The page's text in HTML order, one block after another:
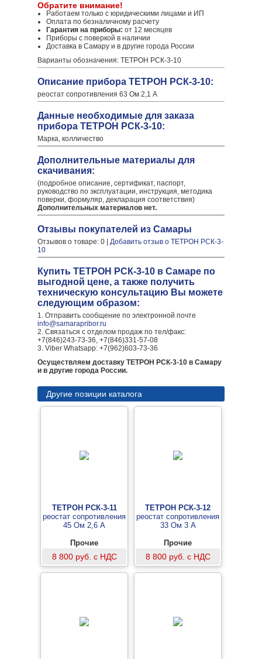
Обратите внимание!
Работаем только с юридическими лицами и ИП
Оплата по безналичному расчету
Гарантия на приборы: от 12 месяцев
Приборы с поверкой в наличии
Доставка в Самару и в другие города России
Варианты обозначения: ТЕТРОН РСК-3-10
Описание прибора ТЕТРОН РСК-3-10:
реостат сопротивления 63 Ом 2,1 А
Данные необходимые для заказа
прибора ТЕТРОН РСК-3-10:
Марка, колличество
Дополнительные материалы для
скачивания:
(подробное описание, сертификат, паспорт,
руководство по эксплуатации, инструкция, методика
поверки, формуляр, декларация соответствия)
Дополнительных материалов нет.
Отзывы покупателей из Самары
Отзывов о товаре: 0 | Добавить отзыв о ТЕТРОН РСК-3-
10
Купить ТЕТРОН РСК-3-10 в Самаре по
выгодной цене, а также получить
техническую консультацию Вы можете
следующим образом:
1. Отправить сообщение по электронной почте
info@samarapribor.ru
2. Связаться с отделом продаж по тел/факс:
+7(846)243-73-36, +7(846)331-57-08
3. Viber Whatsapp: +7(962)603-73-36
Осуществляем доставку ТЕТРОН РСК-3-10 в Самару
и в другие города России.
Другие позиции каталога
ТЕТРОН РСК-3-11
реостат сопротивления
45 Ом 2,6 А
Прочие
8 800 руб. с НДС
ТЕТРОН РСК-3-12
реостат сопротивления
33 Ом 3 А
Прочие
8 800 руб. с НДС